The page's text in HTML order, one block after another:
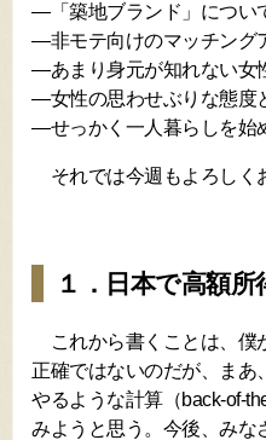
―「築地ブランド」につい
―非モテ向けのマッチング
―あまり身元が知れない女
―女性の思わせぶりな態度
―せっかく一人暮らしを始
それでは今週もよろしく
１．日本で高額
これから書くことは、僕
正確ではないのだが、まあ
やるような計算（back-of-
みようと思う。今後、みな